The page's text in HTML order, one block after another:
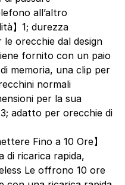
all’altro
】1; durezza
orecchie dal design
fornito con un paio
memoria, una clip per
normali
per la sua
adatto per orecchie di
Fino a 10 Ore】
di ricarica rapida,
Le offrono 10 ore